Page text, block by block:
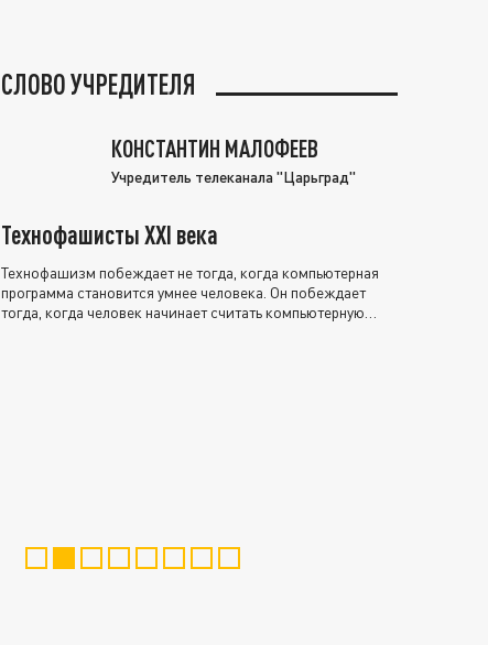
СЛОВО УЧРЕДИТЕЛЯ
КОНСТАНТИН МАЛОФЕЕВ
Учредитель телеканала "Царьград"
Технофашисты XXI века
Технофашизм побеждает не тогда, когда компьютерная
программа становится умнее человека. Он побеждает
тогда, когда человек начинает считать компьютерную